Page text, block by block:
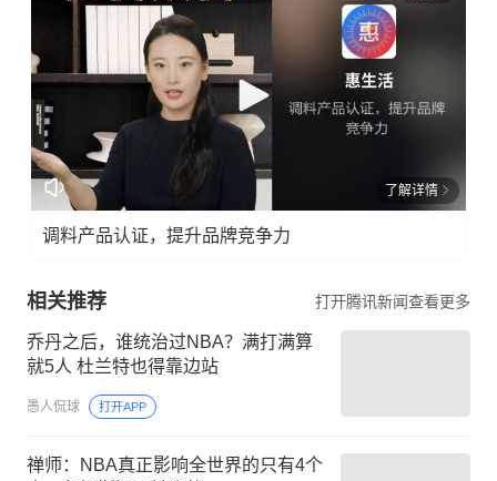
了解详情
调料产品认证，提升品牌竞争力
相关推荐 打开腾讯新闻查看更多
乔丹之后，谁统治过NBA？满打满算
就5人 杜兰特也得靠边站
愚人侃球 打开APP
禅师：NBA真正影响全世界的只有4个